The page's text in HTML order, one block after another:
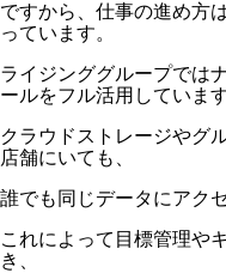
ですから、仕事の進め方
っています。
ライジンググループでは
ールをフル活用しています
クラウドストレージやグ
店舗にいても、
誰でも同じデータにアク
これによって目標管理や
き、